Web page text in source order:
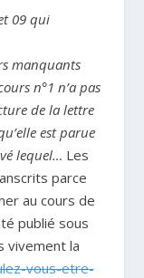
09 qui
manquants
n°1 n’a pas
de la lettre
est parue
lequel… Les
parce
au cours de
publié sous
vivement la
vous-etre-